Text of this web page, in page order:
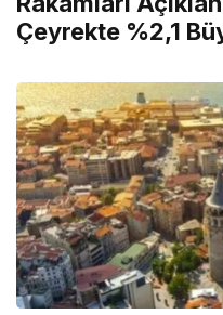
Çeyrekte %2,1